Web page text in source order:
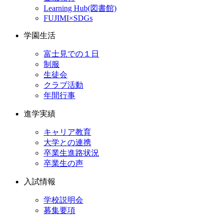
Learning Hub(図書館)
FUJIMI×SDGs
学園生活
富士見での１日
制服
生徒会
クラブ活動
年間行事
進学実績
キャリア教育
大学との連携
卒業生進路状況
卒業生の声
入試情報
学校説明会
募集要項